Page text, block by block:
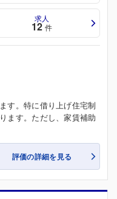
求人
12 件
す。特に借り上げ住宅制
ます。ただし、家賃補助
評価の詳細を見る